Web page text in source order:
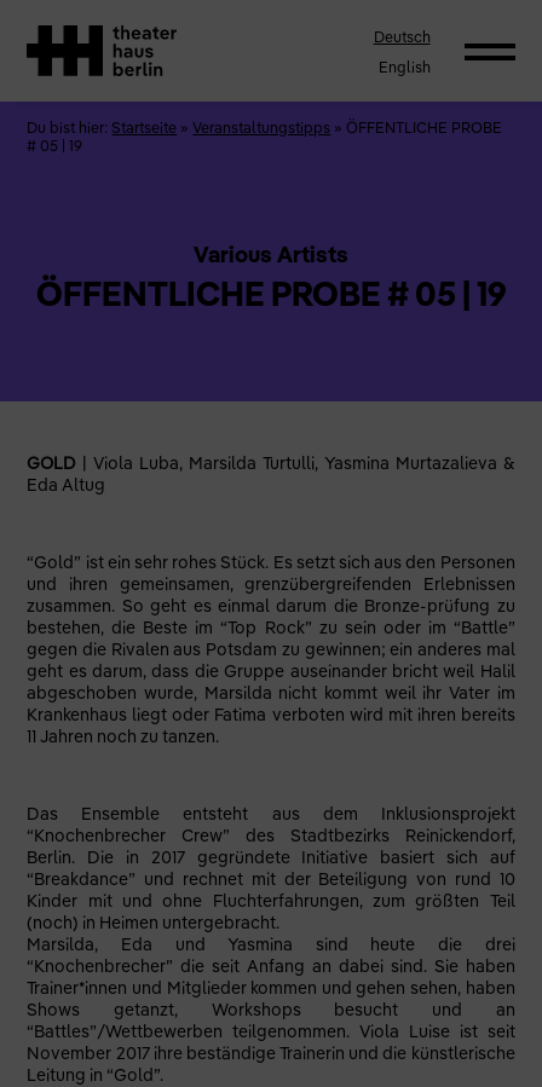
Deutsch
English
Du bist hier: Startseite »Veranstaltungstipps »ÖFFENTLICHE PROBE
# 05 | 19
Various Artists
ÖFFENTLICHE PROBE # 05 | 19
GOLD | Viola Luba, Marsilda Turtulli, Yasmina Murtazalieva &
Eda Altug
“​Gold​” ist ein sehr rohes Stück. Es setzt sich aus den Personen
und ihren gemeinsamen, grenzübergreifenden Erlebnissen
zusammen. So geht es einmal darum die Bronze-prüfung zu
bestehen, die Beste im “Top Rock” zu sein oder im “Battle”
gegen die Rivalen aus Potsdam zu gewinnen; ein anderes mal
geht es darum, dass die Gruppe auseinander bricht weil Halil
abgeschoben wurde, Marsilda nicht kommt weil ihr Vater im
Krankenhaus liegt oder Fatima verboten wird mit ihren bereits
11 Jahren noch zu tanzen.
Das Ensemble​ entsteht aus dem Inklusionsprojekt
“Knochenbrecher Crew” des Stadtbezirks Reinickendorf,
Berlin. Die in 2017 gegründete Initiative basiert sich auf
“Breakdance” und rechnet mit der Beteiligung von rund 10
Kinder mit und ohne Fluchterfahrungen, zum größten Teil
(noch) in Heimen untergebracht.
Marsilda, Eda und Yasmina sind heute die drei
“Knochenbrecher” die seit Anfang an dabei sind. Sie haben
Trainer*innen und Mitglieder kommen und gehen sehen, haben
Shows getanzt, Workshops besucht und an
“Battles”/Wettbewerben teilgenommen. Viola Luise ist seit
November 2017 ihre beständige Trainerin und die künstlerische
Leitung in “Gold”.